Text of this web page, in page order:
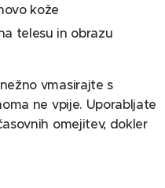
kože
telesu in obrazu
vmasirajte s
ne vpije. Uporabljate
omejitev, dokler